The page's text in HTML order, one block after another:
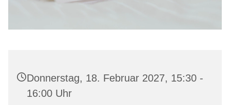
Donnerstag, 18. Februar 2027, 15:30 -
16:00 Uhr